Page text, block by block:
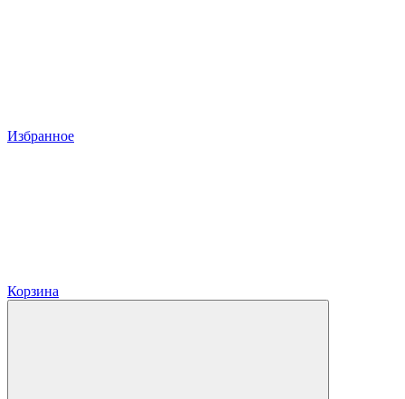
Избранное
Корзина